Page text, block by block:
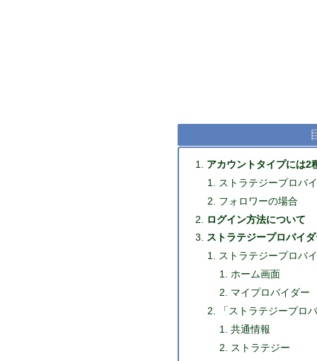
アカウントタイプには2
ストラテジープロバ
フォロワーの場合
ログイン方法について
ストラテジープロバイ
ストラテジープロバ
ホーム画面
マイプロバイダー
「ストラテジープロ
共通情報
ストラテジー